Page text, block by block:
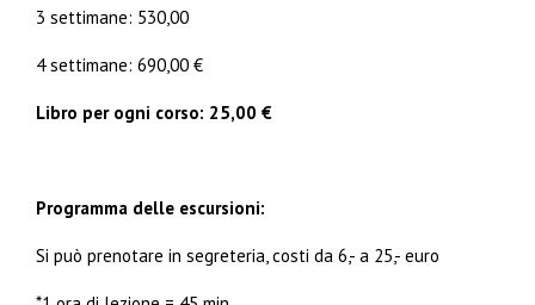
3 settimane: 530,00
4 settimane: 690,00 €
Libro per ogni corso: 25,00 €
Programma delle escursioni:
Si può prenotare in segreteria, costi da 6,- a 25,- euro